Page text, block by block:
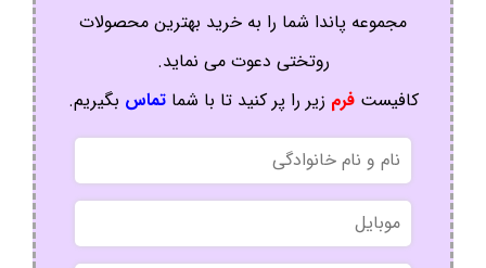
مجموعه پاندا شما را به خرید بهترین محصولات
روتختی دعوت می نماید.
کافیستفرم زیر را پر کنید تا با شماتماس بگیریم.
نام
و
نام
خانوادگی
موبایل